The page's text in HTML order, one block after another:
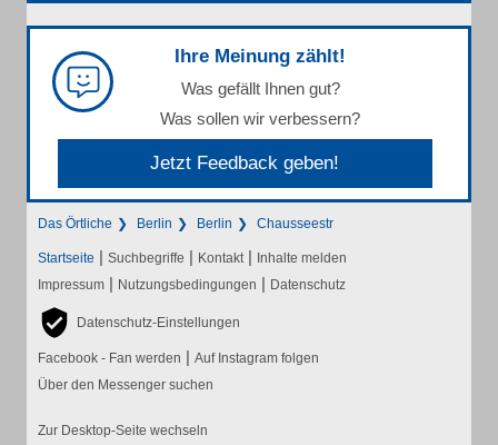
Ihre Meinung zählt!
Was gefällt Ihnen gut?
Was sollen wir verbessern?
Jetzt Feedback geben!
Das Örtliche Berlin Berlin Chausseestr
Startseite | Suchbegriffe | Kontakt | Inhalte melden
Impressum | Nutzungsbedingungen | Datenschutz
Datenschutz-Einstellungen
Facebook - Fan werden | Auf Instagram folgen
Über den Messenger suchen
Zur Desktop-Seite wechseln